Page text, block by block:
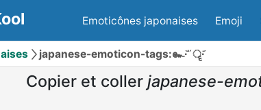
Emoticônes japonaises Emoji
japanese-emoticon-tags:๛∙᷅῞ॄ∙᷄
Copier et coller japanese-